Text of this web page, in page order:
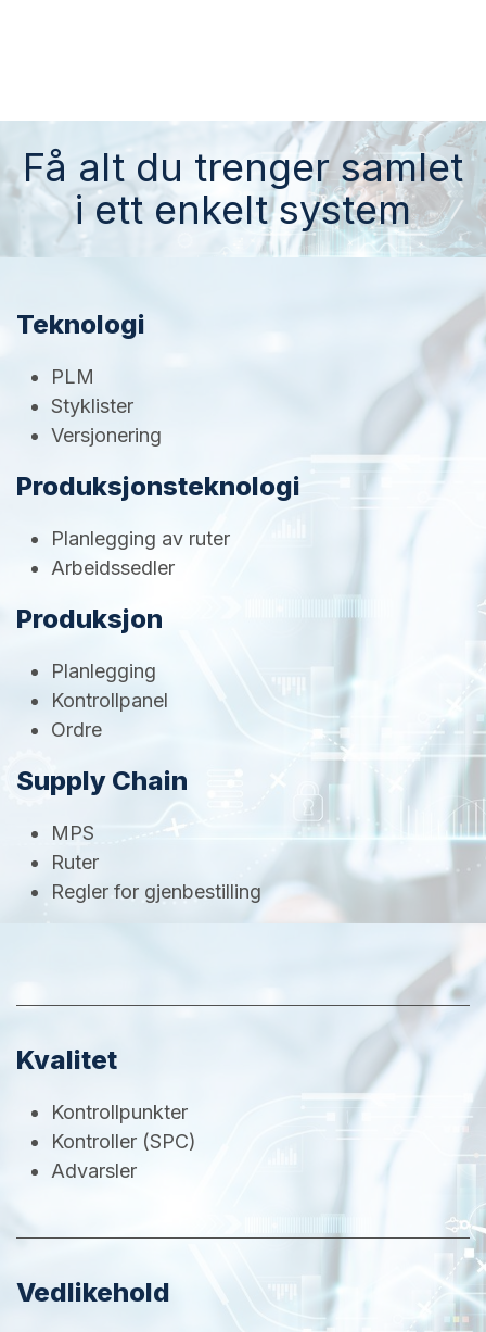
Få alt du trenger samlet
i ett enkelt system
Teknologi
PLM
Styklister
Versjonering
Produksjonsteknologi
Planlegging av ruter
Arbeidssedler
Produksjon
Planlegging
Kontrollpanel
Ordre
Supply Chain
MPS
Ruter
Regler for gjenbestilling
Kvalitet
Kontrollpunkter
Kontroller (SPC)
Advarsler
Vedlikehold